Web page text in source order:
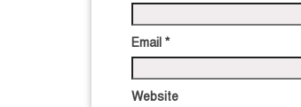
Email *
Website